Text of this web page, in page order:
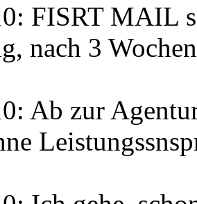
FISRT MAIL
nach 3
Ab zur